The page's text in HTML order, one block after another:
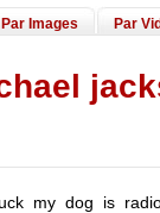
Par Images Par
my dog is